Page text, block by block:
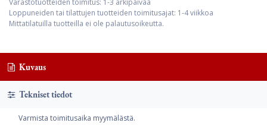
Varastotuotteiden toimitus: 1-3 arkipäivää
Loppuneiden tai tilattujen tuotteiden toimitusajat: 1-4 viikkoa
Mittatilatuilla tuotteilla ei ole palautusoikeutta.
Kuvaus
Tekniset tiedot
Varmista toimitusaika myymälästä.